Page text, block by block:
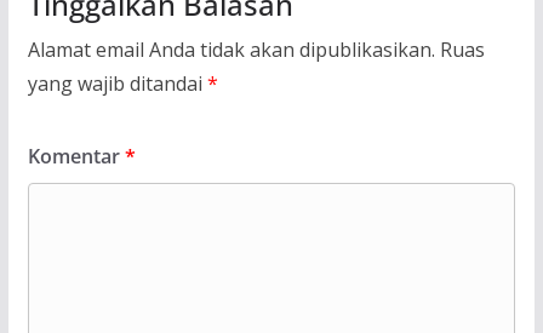
Alamat email Anda tidak akan dipublikasikan. Ruas
yang wajib ditandai *
Komentar*